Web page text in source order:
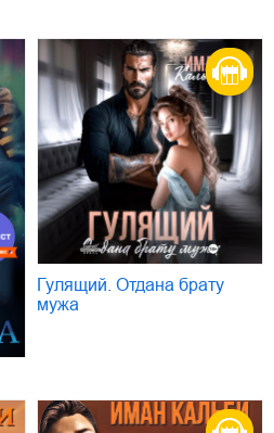
Гулящий. Отдана брату
мужа